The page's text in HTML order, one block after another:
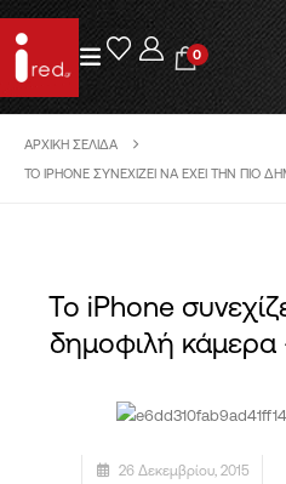
0
ΑΡΧΙΚΉ ΣΕΛΊΔΑ
ΤΟ IPHONE ΣΥΝΕΧΊΖΕΙ ΝΑ ΈΧΕΙ ΤΗΝ ΠΙΟ
Το iPhone
δημοφιλή
26 Δεκεμβρίου, 2015